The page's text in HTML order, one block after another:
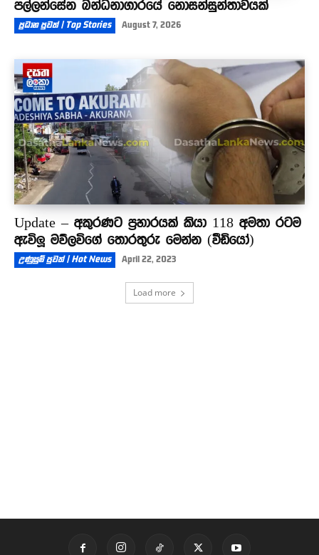
පල්ලන්සේන බන්ධනාගාරයේ නොසන්සුන්තාවයක්
ප්‍රධාන පුවත් | Top Stories August 7, 2026
Update – අකුරණට ප්‍රහාරයක් කියා 118 අමතා රටම
ඇවිලූ මව්ලවිගේ තොරතුරු මෙන්න (වීඩියෝ)
උණුසුම් පුවත් | Hot News April 22, 2023
Load more